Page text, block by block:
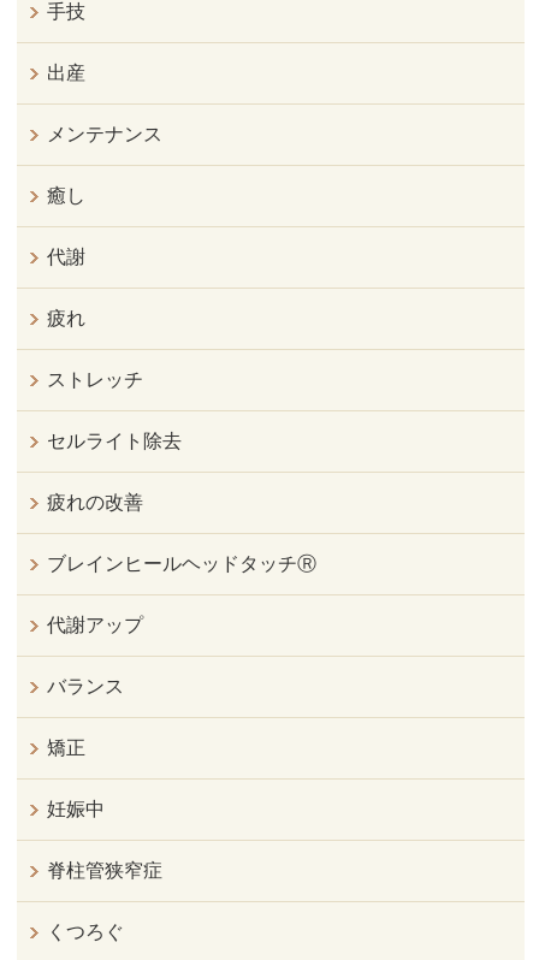
手技
出産
メンテナンス
癒し
代謝
疲れ
ストレッチ
セルライト除去
疲れの改善
ブレインヒールヘッドタッチⓇ
代謝アップ
バランス
矯正
妊娠中
脊柱管狭窄症
くつろぐ